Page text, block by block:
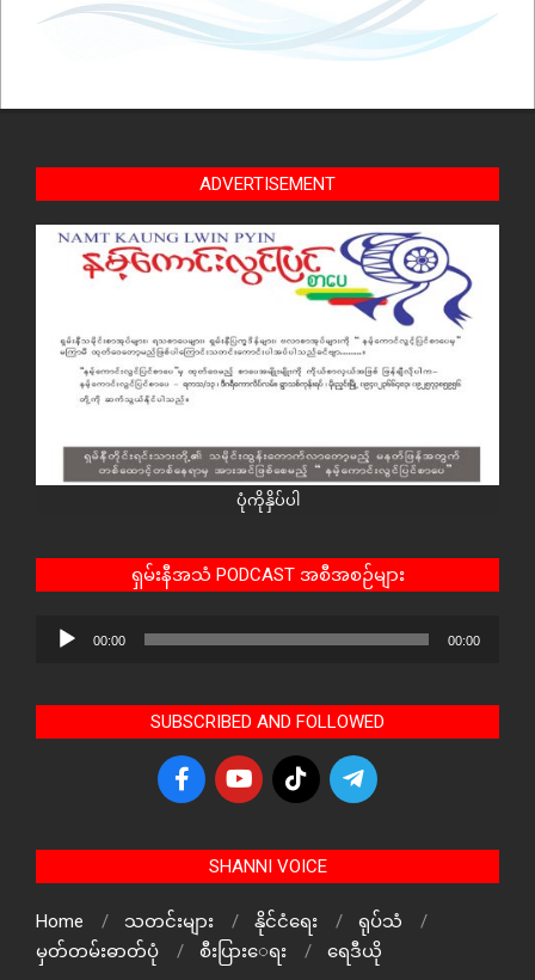
ADVERTISEMENT
ပုံကိုနှိပ်ပါ
ရှမ်းနီအသံ PODCAST အစီအစဉ်များ
Audio
00:00 00:00
SUBSCRIBED AND FOLLOWED
SHANNI VOICE
Home သတင်းများ နိုင်ငံရေး
ရုပ်သံ
မှတ်တမ်းဓာတ်ပုံ
စီးပြားေရး ရေဒီယို